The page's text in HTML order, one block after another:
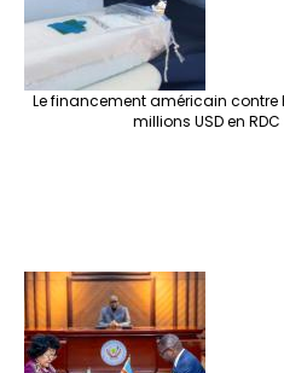
Le financement américain
millions USD en